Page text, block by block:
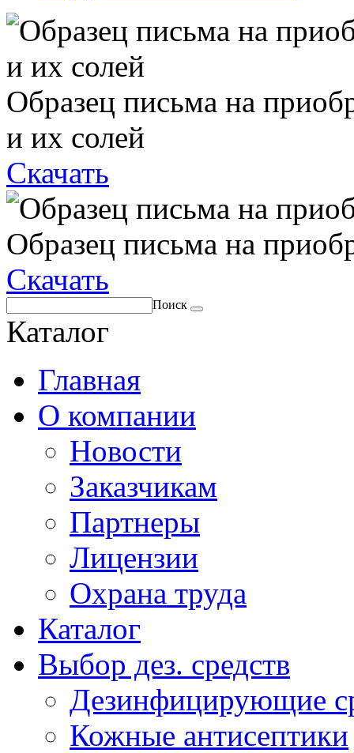
Образец письма на
и их солей
Скачать
Образец письма на
Скачать
Поиск
Каталог
Главная
О компании
Новости
Заказчикам
Партнеры
Лицензии
Охрана труда
Каталог
Выбор дез. средств
Дезинфицирующие
Кожные антисептики